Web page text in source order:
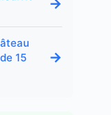
→
15
→